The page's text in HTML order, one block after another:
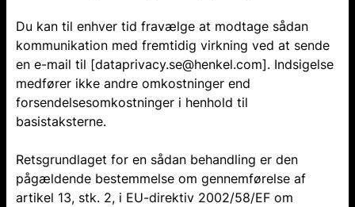
Du kan til enhver tid fravælge at modtage sådan
kommunikation med fremtidig virkning ved at sende
en e-mail til [dataprivacy.se@henkel.com]. Indsigelse
medfører ikke andre omkostninger end
forsendelsesomkostninger i henhold til
basistaksterne.
Retsgrundlaget for en sådan behandling er den
pågældende bestemmelse om gennemførelse af
artikel 13, stk. 2, i EU-direktiv 2002/58/EF om